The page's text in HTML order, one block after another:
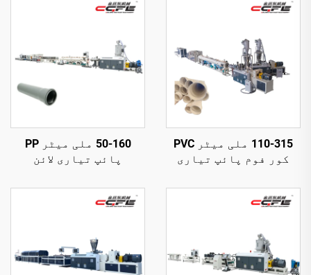
110-315 ملی میٹر PVC
کور فوم پائپ تیاری
50-160 ملی میٹر PP
پائپ تیاری لائن